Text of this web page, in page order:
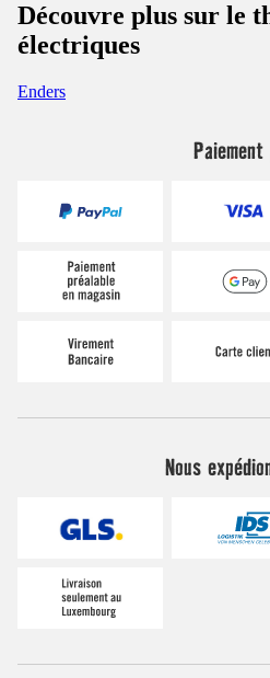
Découvre plus sur le
électriques
Enders
Nous